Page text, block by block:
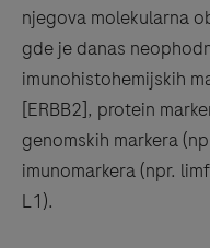
njegova molekularna
gde je danas
imunohistohemijskih
[ERBB2], protein
genomskih markera
imunomarkera (npr.
L1).